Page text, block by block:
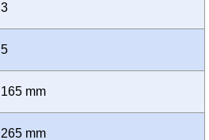
3
5
165 mm
265 mm